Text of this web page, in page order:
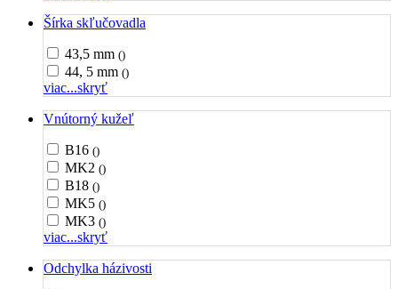
Šírka skľučovadla
43,5 mm ()
44, 5 mm ()
viac...skryť
Vnútorný kužeľ
B16 ()
MK2 ()
B18 ()
MK5 ()
MK3 ()
viac...skryť
Odchylka házivosti